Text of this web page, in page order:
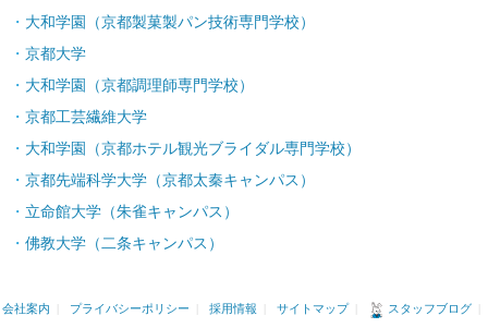
大和学園（京都製菓製パン技術専門学校）
京都大学
大和学園（京都調理師専門学校）
京都工芸繊維大学
大和学園（京都ホテル観光ブライダル専門学校）
京都先端科学大学（京都太秦キャンパス）
立命館大学（朱雀キャンパス）
佛教大学（二条キャンパス）
会社案内 プライバシーポリシー 採用情報 サイトマップ スタッフブログ